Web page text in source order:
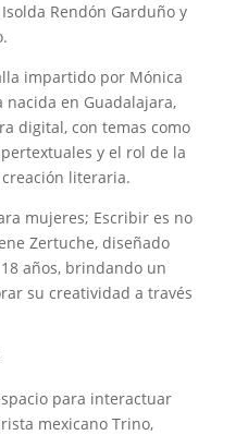
Rendón Garduño y
impartido por Mónica
en Guadalajara,
digital, con temas como
y el rol de la
literaria.
mujeres; Escribir es no
Zertuche, diseñado
años, brindando un
su creatividad a través
para interactuar
mexicano Trino,